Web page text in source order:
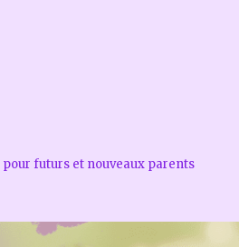
futurs et nouveaux parents